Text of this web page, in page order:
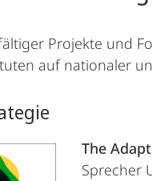
Projekte und
auf nationaler
The
Sprecher